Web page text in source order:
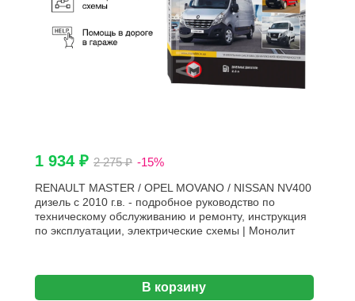
1 934 ₽ 2 275 ₽ -15%
RENAULT MASTER / OPEL MOVANO / NISSAN NV400
дизель с 2010 г.в. - подробное руководство по
техническому обслуживанию и ремонту, инструкция
по эксплуатации, электрические схемы | Монолит
В корзину